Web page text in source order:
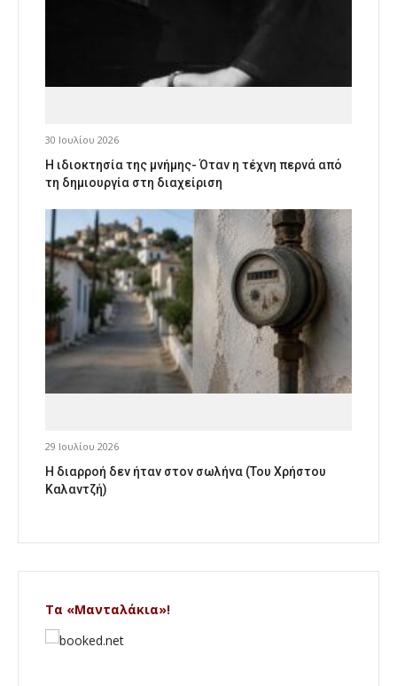
30 Ιουλίου 2026
Η ιδιοκτησία της μνήμης- Όταν η τέχνη περνά από
τη δημιουργία στη διαχείριση
29 Ιουλίου 2026
Η διαρροή δεν ήταν στον σωλήνα (Του Χρήστου
Καλαντζή)
Τα «Μανταλάκια»!